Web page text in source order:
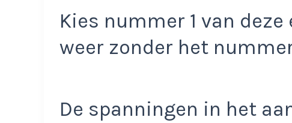
Kies nummer 1 van
weer zonder het
De spanningen in het